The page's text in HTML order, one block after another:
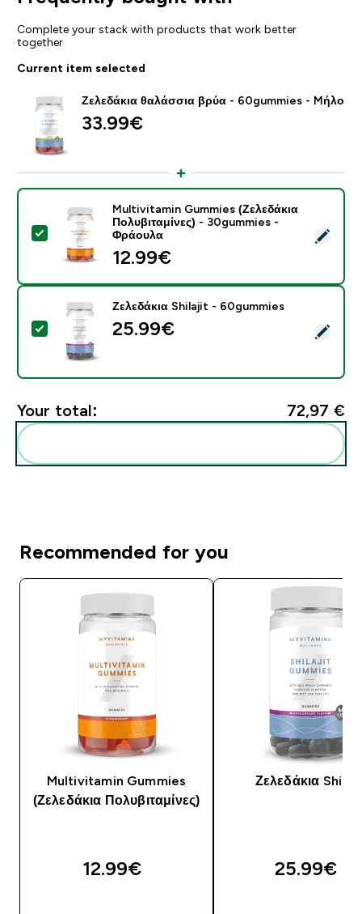
Complete your stack with products that work better
together
Current item selected
Ζελεδάκια θαλάσσια βρύα - 60gummies - Mήλο
33.99€‎
Select this product - Multivitamin Gummies
Multivitamin Gummies (Ζελεδάκια
Πολυβιταμίνες) - 30gummies -
Φράουλα
12.99€‎
Select this product - Ζελεδάκια Shilajit - 60gummies
Ζελεδάκια Shilajit - 60gummies
25.99€‎
Your total: 72,97 €‎
Recommended for you
Multivitamin Gummies
(Ζελεδάκια Πολυβιταμίνες)
12.99€‎
Ζελεδάκια
25.99€‎